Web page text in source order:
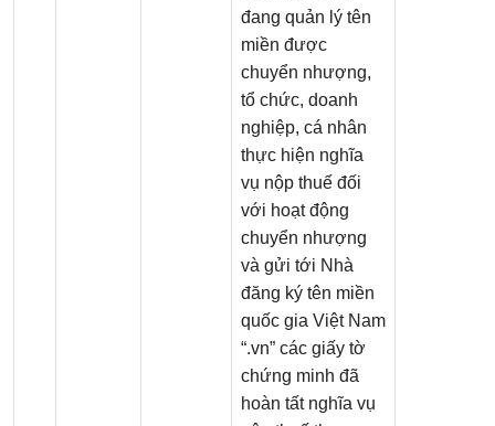
đang quản lý tên
miền được
chuyển nhượng,
tổ chức, doanh
nghiệp, cá nhân
thực hiện nghĩa
vụ nộp thuế đối
với hoạt động
chuyển nhượng
và gửi tới Nhà
đăng ký tên miền
quốc gia Việt Nam
“.vn” các giấy tờ
chứng minh đã
hoàn tất nghĩa vụ